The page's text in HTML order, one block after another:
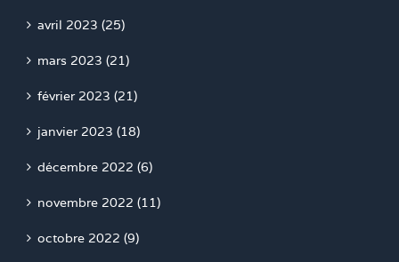
avril 2023 (25)
mars 2023 (21)
février 2023 (21)
janvier 2023 (18)
décembre 2022 (6)
novembre 2022 (11)
octobre 2022 (9)